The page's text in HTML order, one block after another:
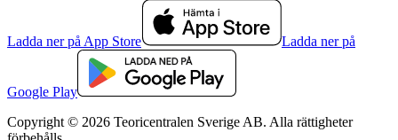
Ladda ner på App Store Ladda ner på
Google Play
Copyright © 2026 Teoricentralen Sverige AB. Alla rättigheter